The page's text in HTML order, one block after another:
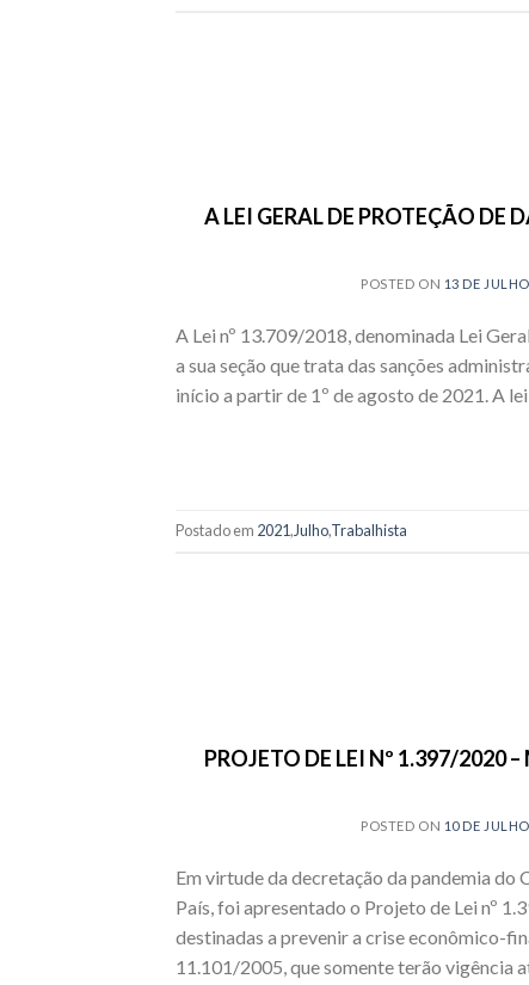
A LEI GERAL DE PROTEÇÃO DE
POSTED ON 13 DE
A Lei nº 13.709/2018, denominada Lei
a sua seção que trata das sanções
início a partir de 1º de agosto de 2021. A
Postado em 2021,Julho,Trabalhista
PROJETO DE LEI Nº 1.397/2020
POSTED ON 10 DE
Em virtude da decretação da pandemia do
País, foi apresentado o Projeto de Lei nº
destinadas a prevenir a crise econômico-
11.101/2005, que somente terão vigência